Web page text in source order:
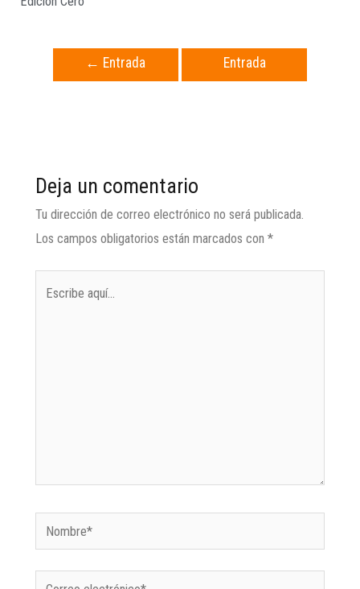
← Entrada
Entrada
Deja un comentario
Tu dirección de correo electrónico no será publicada.
Los campos obligatorios están marcados con *